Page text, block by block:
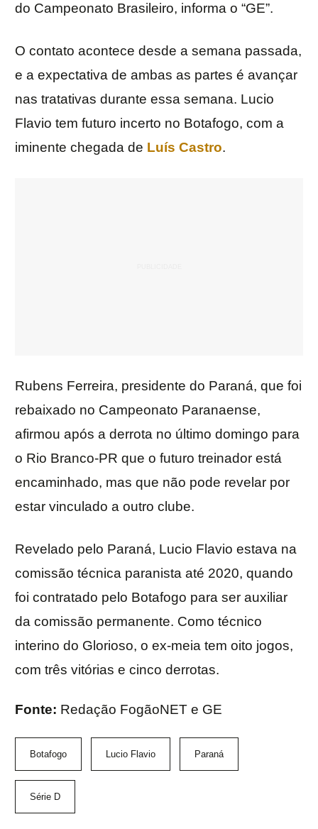
do Campeonato Brasileiro, informa o “GE”.
O contato acontece desde a semana passada,
e a expectativa de ambas as partes é avançar
nas tratativas durante essa semana. Lucio
Flavio tem futuro incerto no Botafogo, com a
iminente chegada de Luís Castro.
Rubens Ferreira, presidente do Paraná, que foi
rebaixado no Campeonato Paranaense,
afirmou após a derrota no último domingo para
o Rio Branco-PR que o futuro treinador está
encaminhado, mas que não pode revelar por
estar vinculado a outro clube.
Revelado pelo Paraná, Lucio Flavio estava na
comissão técnica paranista até 2020, quando
foi contratado pelo Botafogo para ser auxiliar
da comissão permanente. Como técnico
interino do Glorioso, o ex-meia tem oito jogos,
com três vitórias e cinco derrotas.
Fonte: Redação FogãoNET e GE
Botafogo Lucio Flavio Paraná
Série D